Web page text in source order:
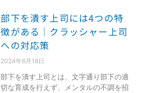
部下を潰す上司には4つの特
徴がある｜クラッシャー上司
への対応策
2024年6月18日
部下を潰す上司とは、文字通り部下の適
切な育成を行えず、メンタルの不調を招